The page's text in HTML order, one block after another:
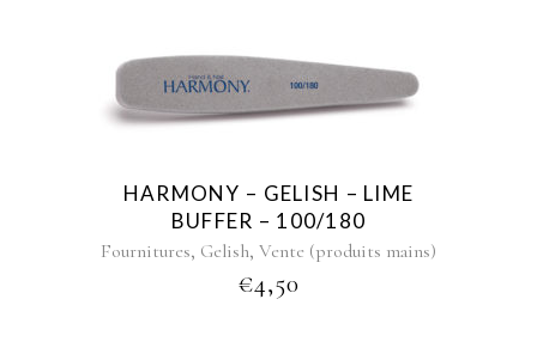
HARMONY – GELISH – LIME
BUFFER – 100/180
Fournitures, Gelish, Vente (produits mains)
€4,50